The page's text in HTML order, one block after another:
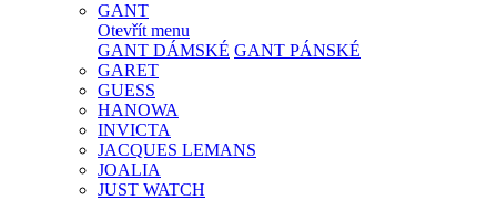
GANT
Otevřít menu
GANT DÁMSKÉ GANT PÁNSKÉ
GARET
GUESS
HANOWA
INVICTA
JACQUES LEMANS
JOALIA
JUST WATCH